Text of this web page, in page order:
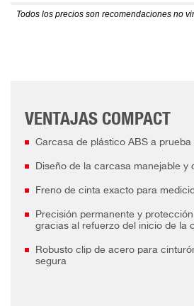
Todos los precios son recomendaciones no
VENTAJAS COMPACT
Carcasa de plástico ABS a
Diseño de la carcasa manejable y
Freno de cinta exacto para
Precisión permanente y
gracias al refuerzo del inicio de la
Robusto clip de acero para
segura